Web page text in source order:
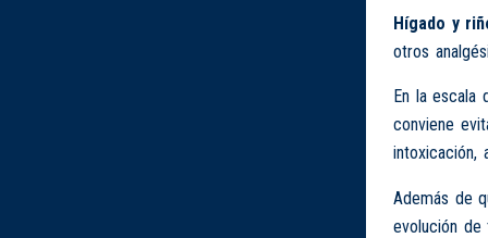
Hígado y
otros
En la
conviene
intoxicación,
Además de
evolución de